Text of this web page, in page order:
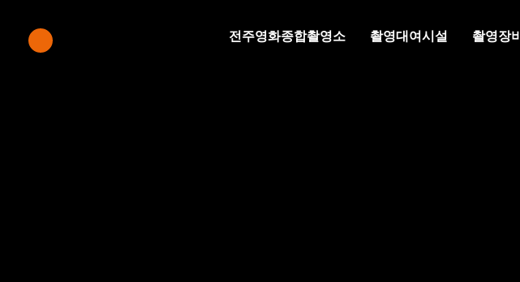
전주영화종합촬영소 촬영대여시설 촬영장비